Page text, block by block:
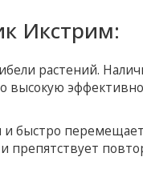
Икстрим:
растений.
высокую
и быстро
препятствует